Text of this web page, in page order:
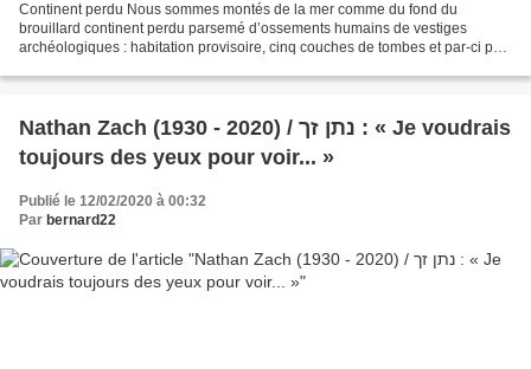
Continent perdu Nous sommes montés de la mer comme du fond du
brouillard continent perdu parsemé d’ossements humains de vestiges
archéologiques : habitation provisoire, cinq couches de tombes et par-ci par-
Nathan Zach (1930 - 2020) / נתן זך : « Je voudrais
toujours des yeux pour voir... »
Publié le 12/02/2020 à 00:32
Par bernard22